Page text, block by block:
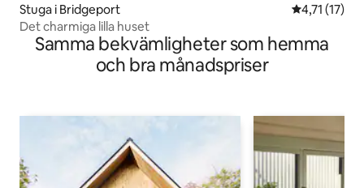
Stuga i Bridgeport 4,71 av 5 i
4,71 (17)
Det charmiga lilla huset
Samma bekvämligheter som hemma
och bra månadspriser